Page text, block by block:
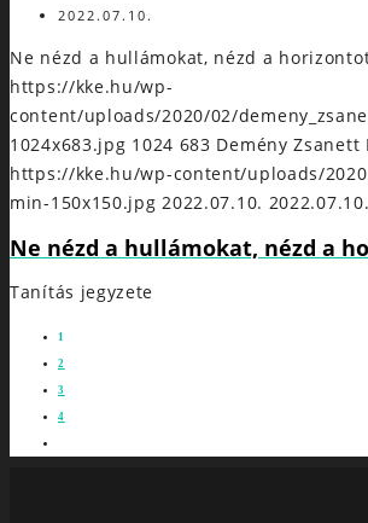
2022.07.10.
Ne nézd a hullámokat, nézd a
https://kke.hu/wp-
content/uploads/2020/02/
1024x683.jpg 1024 683 Demény Zsanett
https://kke.hu/wp-content/uploads/
min-150x150.jpg 2022.07.10. 2022.07.10.
Ne nézd a hullámokat, nézd a
Tanítás jegyzete
1
2
3
4